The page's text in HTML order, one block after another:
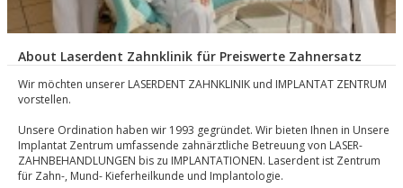
About Laserdent Zahnklinik für Preiswerte Zahnersatz
Wir möchten unserer LASERDENT ZAHNKLINIK und IMPLANTAT ZENTRUM
vorstellen.
Unsere Ordination haben wir 1993 gegründet. Wir bieten Ihnen in Unsere
Implantat Zentrum umfassende zahnärztliche Betreuung von LASER-
ZAHNBEHANDLUNGEN bis zu IMPLANTATIONEN. Laserdent ist Zentrum
für Zahn-, Mund- Kieferheilkunde und Implantologie.